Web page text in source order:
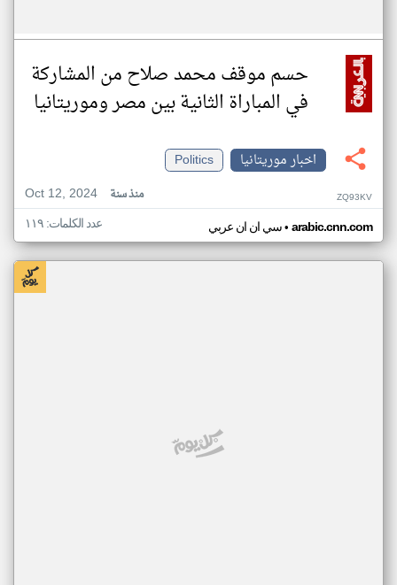
حسم موقف محمد صلاح من المشاركة
في المباراة الثانية بين مصر وموريتانيا
اخبار موريتانيا
Politics
Oct 12, 2024
منذ سنة ZQ93KV
سي ان ان عربي• arabic.cnn.com عدد الكلمات: ١١٩